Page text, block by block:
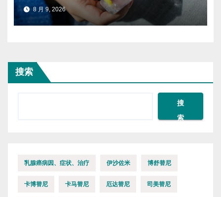
8 月 9, 2026
搜索
搜
索
乳腺癌病因、症状、治疗 伊沙佐米 博舒替尼
卡博替尼 卡马替尼 厄达替尼 司美替尼